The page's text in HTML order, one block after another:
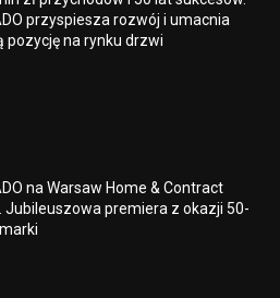
przyspiesza rozwój i umacnia
pozycję na rynku drzwi
na Warsaw Home & Contract
Jubileuszowa premiera z okazji 50-